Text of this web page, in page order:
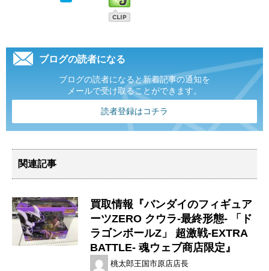
ブログの読者になる
ブログの読者になると新着記事の通知を
メールで受け取ることができます。
読者登録はコチラ
関連記事
買取情報『バンダイのフィギュア
ーツZERO ​クウラ-最終形態- ​「ド
ラゴンボールZ」 ​超激戦-EXTRA ​
BATTLE- ​魂ウェブ商店限定』
桃太郎王国市原店店長